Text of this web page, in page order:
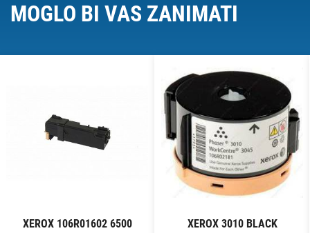
MOGLO BI VAS ZANIMATI
XEROX 106R01602 6500
XEROX 3010 BLACK